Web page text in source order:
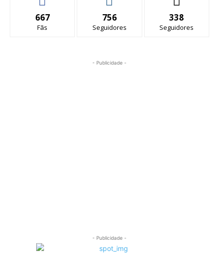
667
Fãs
756
Seguidores
338
Seguidores
- Publicidade -
- Publicidade -